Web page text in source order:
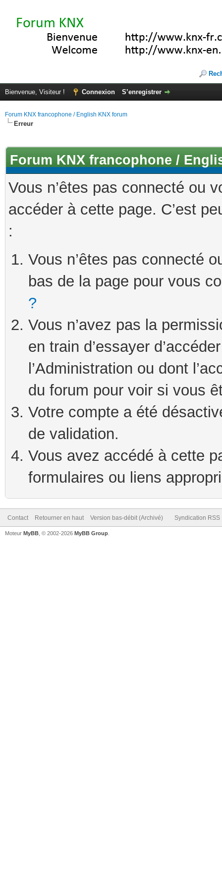
Bienvenue, Visiteur ! Connexion S’enregistrer
Forum KNX francophone / English KNX forum
Erreur
Forum KNX francophone /
Vous n’êtes pas connecté ou
accéder à cette page. C’est
:
Vous n’êtes pas connecté
bas de la page pour vous
?
Vous n’avez pas la
en train d’essayer
l’Administration ou dont
du forum pour voir si vous
Votre compte a été
de validation.
Vous avez accédé à cette
formulaires ou liens
Contact Retourner en haut Version bas-débit (Archivé) Syndication RSS
Moteur MyBB , © 2002-2026 MyBB Group